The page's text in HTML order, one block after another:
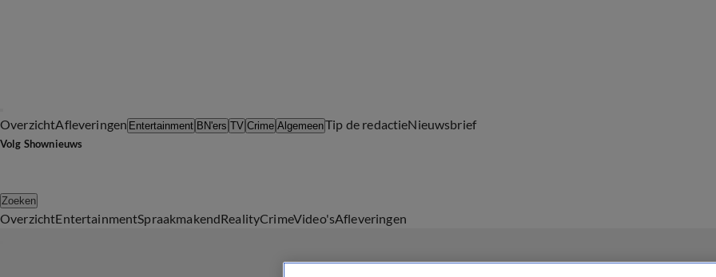
OverzichtAfleveringen Entertainment BN'ers TV Crime AlgemeenTip de redactieNieuwsbrief
Volg Shownieuws
Zoeken
OverzichtEntertainmentSpraakmakendRealityCrimeVideo'sAfleveringen